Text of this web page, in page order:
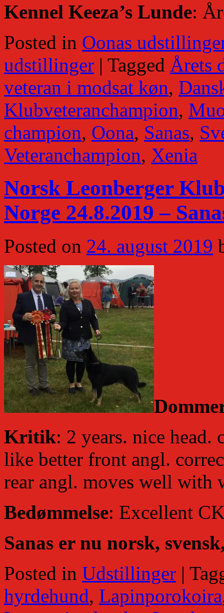
Kennel Keeza’s Lunde:
Posted in Oonas
udstillinger | Tagged Årets
veteran i modsat køn,
Klubveteranchampion,
champion, Oona, Sanas,
Veteranchampion, Xenia
Norsk Leonberger
Norge 24.8.2019 –
Posted on 24. august 2019
Kritik: 2 years. nice
like better front angl.
rear angl. moves well with
Bedømmelse: Excellent
Sanas er nu norsk,
Posted in Udstillinger |
hyrdehund, Lapinporokoira